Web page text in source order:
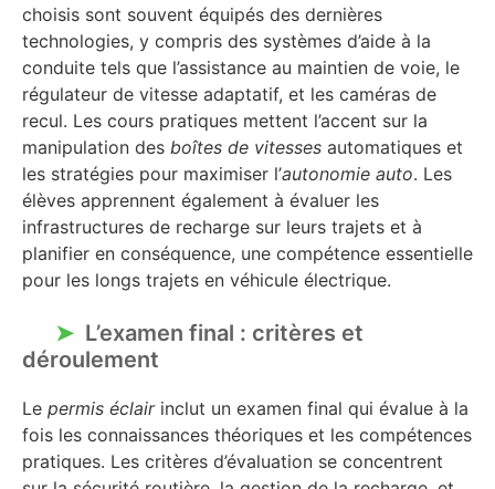
choisis sont souvent équipés des dernières
technologies, y compris des systèmes d’aide à la
conduite tels que l’assistance au maintien de voie, le
régulateur de vitesse adaptatif, et les caméras de
recul. Les cours pratiques mettent l’accent sur la
manipulation des boîtes de vitesses automatiques et
les stratégies pour maximiser l’autonomie auto. Les
élèves apprennent également à évaluer les
infrastructures de recharge sur leurs trajets et à
planifier en conséquence, une compétence essentielle
pour les longs trajets en véhicule électrique.
L’examen final : critères et
déroulement
Le permis éclairinclut un examen final qui évalue à la
fois les connaissances théoriques et les compétences
pratiques. Les critères d’évaluation se concentrent